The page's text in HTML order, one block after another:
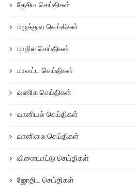
தேசிய செய்திகள்
மருத்துவ செய்திகள்
மாநில செய்திகள்
மாவட்ட செய்திகள்
வணிக செய்திகள்
வானியல் செய்திகள்
வானிலை செய்திகள்
விளையாட்டு செய்திகள்
ஜோதிட செய்திகள்